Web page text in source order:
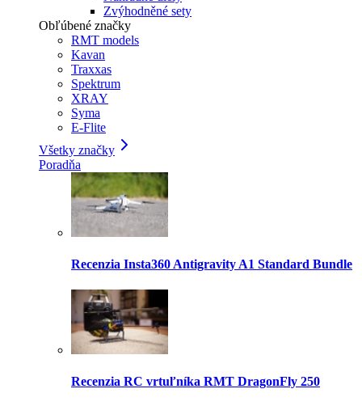
Zvýhodněné sety
Obľúbené značky
RMT models
Kavan
Traxxas
Spektrum
XRAY
Syma
E-Flite
Všetky značky
Poradňa
Recenzia Insta360 Antigravity A1 Standard Bundle
Recenzia RC vrtuľníka RMT DragonFly 250